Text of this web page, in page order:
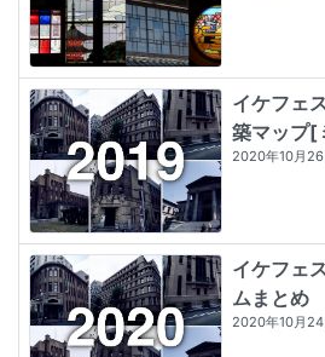
イケフェ
築マップ[
2020年10月26
イケフェ
ムまとめ
2020年10月24